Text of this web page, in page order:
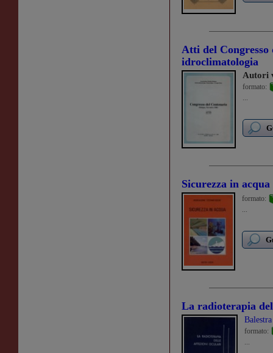
Atti del Congresso
idroclimatologia
Autori
formato:
...
Sicurezza in acqua
formato:
...
La radioterapia
formato:
...